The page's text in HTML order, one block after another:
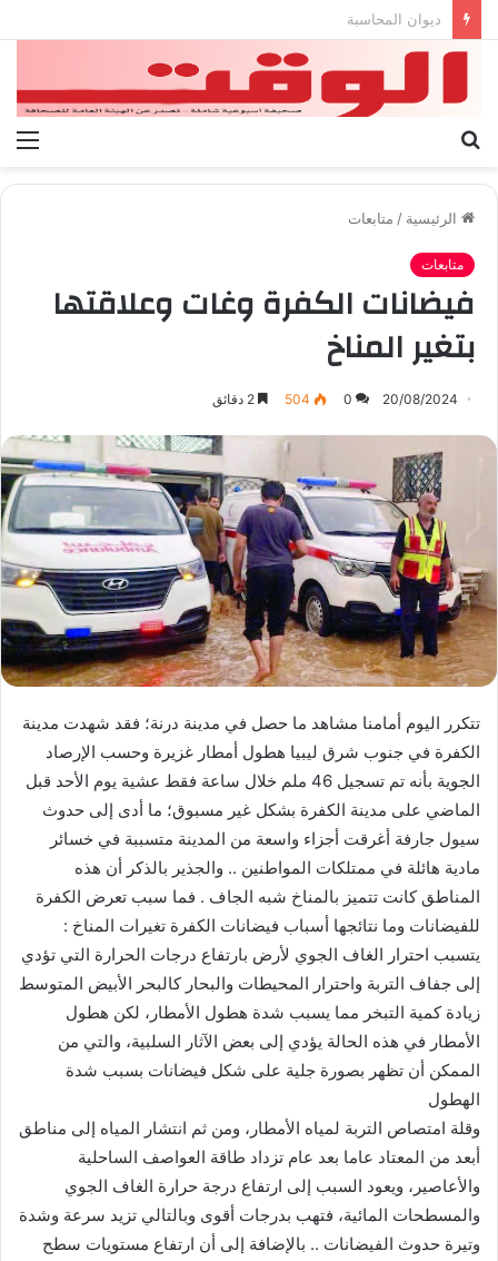
بيان الإتحاد الوطنى العام لعمال ليبيا
الرئيسية / متابعات
متابعات
فيضانات الكفرة وغات وعلاقتها
بتغير المناخ
20/08/2024
0
504
تتكرر اليوم أمامنا مشاهد ما حصل في مدينة درنة؛ فقد شهدت مدينة
الكفرة في جنوب شرق ليبيا هطول أمطار غزيرة وحسب الإرصاد
الجوية بأنه تم تسجيل 46 ملم خلال ساعة فقط عشية يوم الأحد قبل
الماضي على مدينة الكفرة بشكل غير مسبوق؛ ما أدى إلى حدوث
سيول جارفة أغرقت أجزاء واسعة من المدينة متسببة في خسائر
مادية هائلة في ممتلكات المواطنين .. والجذير بالذكر أن هذه
المناطق كانت تتميز بالمناخ شبه الجاف . فما سبب تعرض الكفرة
للفيضانات وما نتائجها أسباب فيضانات الكفرة تغيرات المناخ :
يتسبب احترار الغاف الجوي لأرض بارتفاع درجات الحرارة التي تؤدي
إلى جفاف التربة واحترار المحيطات والبحار كالبحر الأبيض المتوسط
زيادة كمية التبخر مما يسبب شدة هطول الأمطار، لكن هطول
الأمطار في هذه الحالة يؤدي إلى بعض الآثار السلبية، والتي من
الممكن أن تظهر بصورة جلية على شكل فيضانات بسبب شدة
الهطول
وقلة امتصاص التربة لمياه الأمطار، ومن ثم انتشار المياه إلى مناطق
أبعد من المعتاد عاما بعد عام تزداد طاقة العواصف الساحلية
والأعاصير، ويعود السبب إلى ارتفاع درجة حرارة الغاف الجوي
والمسطحات المائية، فتهب بدرجات أقوى وبالتالي تزيد سرعة وشدة
وتيرة حدوث الفيضانات .. بالإضافة إلى أن ارتفاع مستويات سطح